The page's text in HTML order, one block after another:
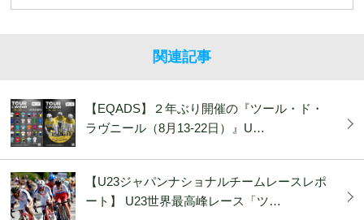
関連記事
【EQADS】２年ぶり開催の『ツール・ド・
ラヴニール（8月13-22日）』U…
【U23ジャパンナショナルチームレースレポ
ート】 U23世界最高峰レース「ツ…